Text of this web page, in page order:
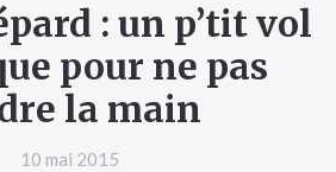
: un p’tit vol
pour ne pas
la main
10 mai 2015